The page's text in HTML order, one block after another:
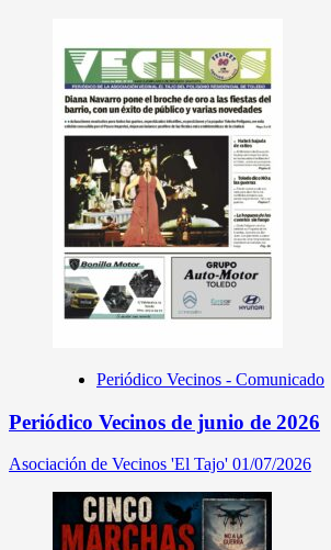
Periódico Vecinos - Comunicado
Periódico Vecinos de junio de 2026
Asociación de Vecinos 'El Tajo' 01/07/2026